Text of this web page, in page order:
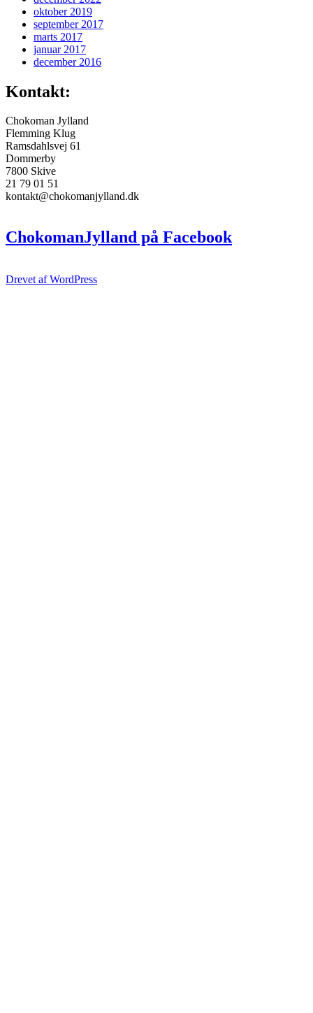
oktober 2019
september 2017
marts 2017
januar 2017
december 2016
Kontakt:
Chokoman Jylland
Flemming Klug
Ramsdahlsvej 61
Dommerby
7800 Skive
21 79 01 51
kontakt@chokomanjylland.dk
ChokomanJylland på Facebook
Drevet af WordPress